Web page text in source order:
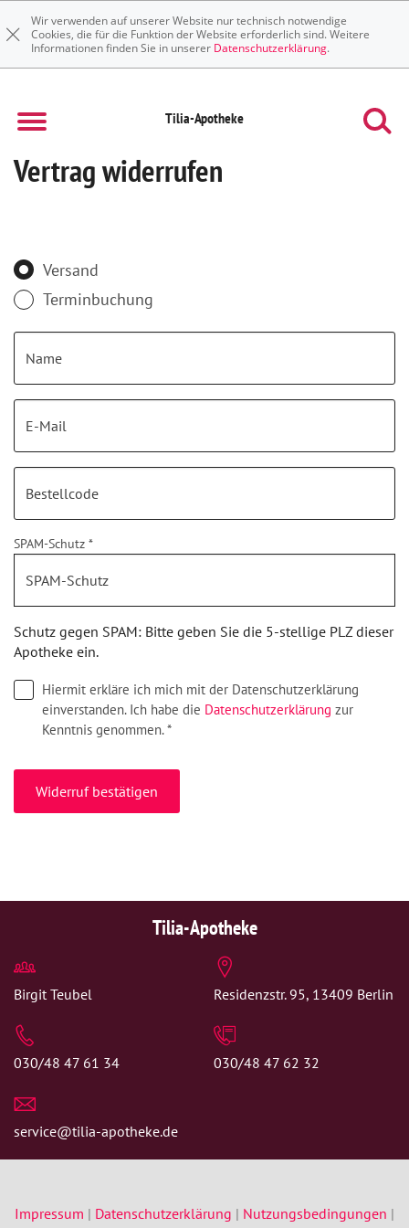
Wir verwenden auf unserer Website nur technisch notwendige
Cookies, die für die Funktion der Website erforderlich sind. Weitere
Informationen finden Sie in unserer Datenschutzerklärung.
Tilia-Apotheke
Vertrag widerrufen
Versand
Terminbuchung
SPAM-Schutz *
Schutz gegen SPAM: Bitte geben Sie die 5-stellige PLZ dieser
Apotheke ein.
Hiermit erkläre ich mich mit der Datenschutzerklärung
einverstanden. Ich habe die Datenschutzerklärung zur
Kenntnis genommen. *
Widerruf bestätigen
Tilia-Apotheke
Birgit Teubel Residenzstr. 95, 13409 Berlin
030/48 47 61 34 030/48 47 62 32
service@tilia-apotheke.de
Impressum | Datenschutzerklärung | Nutzungsbedingungen |